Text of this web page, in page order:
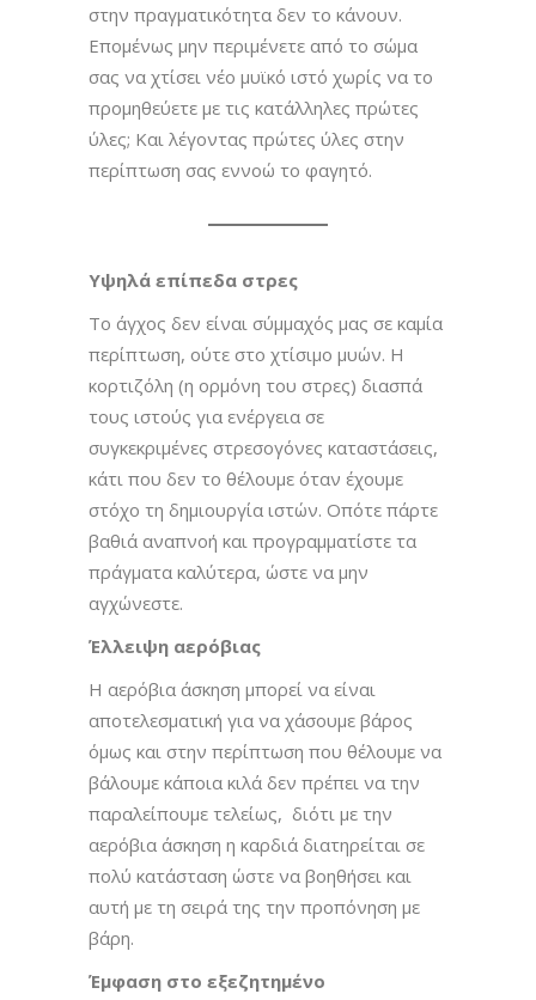
στην πραγματικότητα δεν το κάνουν.
Επομένως μην περιμένετε από το σώμα
σας να χτίσει νέο μυϊκό ιστό χωρίς να το
προμηθεύετε με τις κατάλληλες πρώτες
ύλες; Και λέγοντας πρώτες ύλες στην
περίπτωση σας εννοώ το φαγητό.
Υψηλά επίπεδα στρες
Το άγχος δεν είναι σύμμαχός μας σε καμία
περίπτωση, ούτε στο χτίσιμο μυών. Η
κορτιζόλη (η ορμόνη του στρες) διασπά
τους ιστούς για ενέργεια σε
συγκεκριμένες στρεσογόνες καταστάσεις,
κάτι που δεν το θέλουμε όταν έχουμε
στόχο τη δημιουργία ιστών. Οπότε πάρτε
βαθιά αναπνοή και προγραμματίστε τα
πράγματα καλύτερα, ώστε να μην
αγχώνεστε.
Έλλειψη αερόβιας
Η αερόβια άσκηση μπορεί να είναι
αποτελεσματική για να χάσουμε βάρος
όμως και στην περίπτωση που θέλουμε να
βάλουμε κάποια κιλά δεν πρέπει να την
παραλείπουμε τελείως, διότι με την
αερόβια άσκηση η καρδιά διατηρείται σε
πολύ κατάσταση ώστε να βοηθήσει και
αυτή με τη σειρά της την προπόνηση με
βάρη.
Έμφαση στο εξεζητημένο